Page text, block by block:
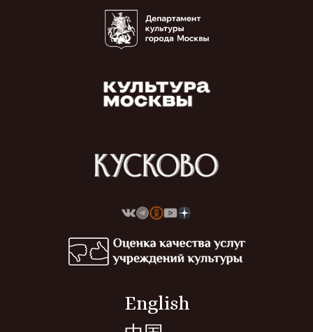
English